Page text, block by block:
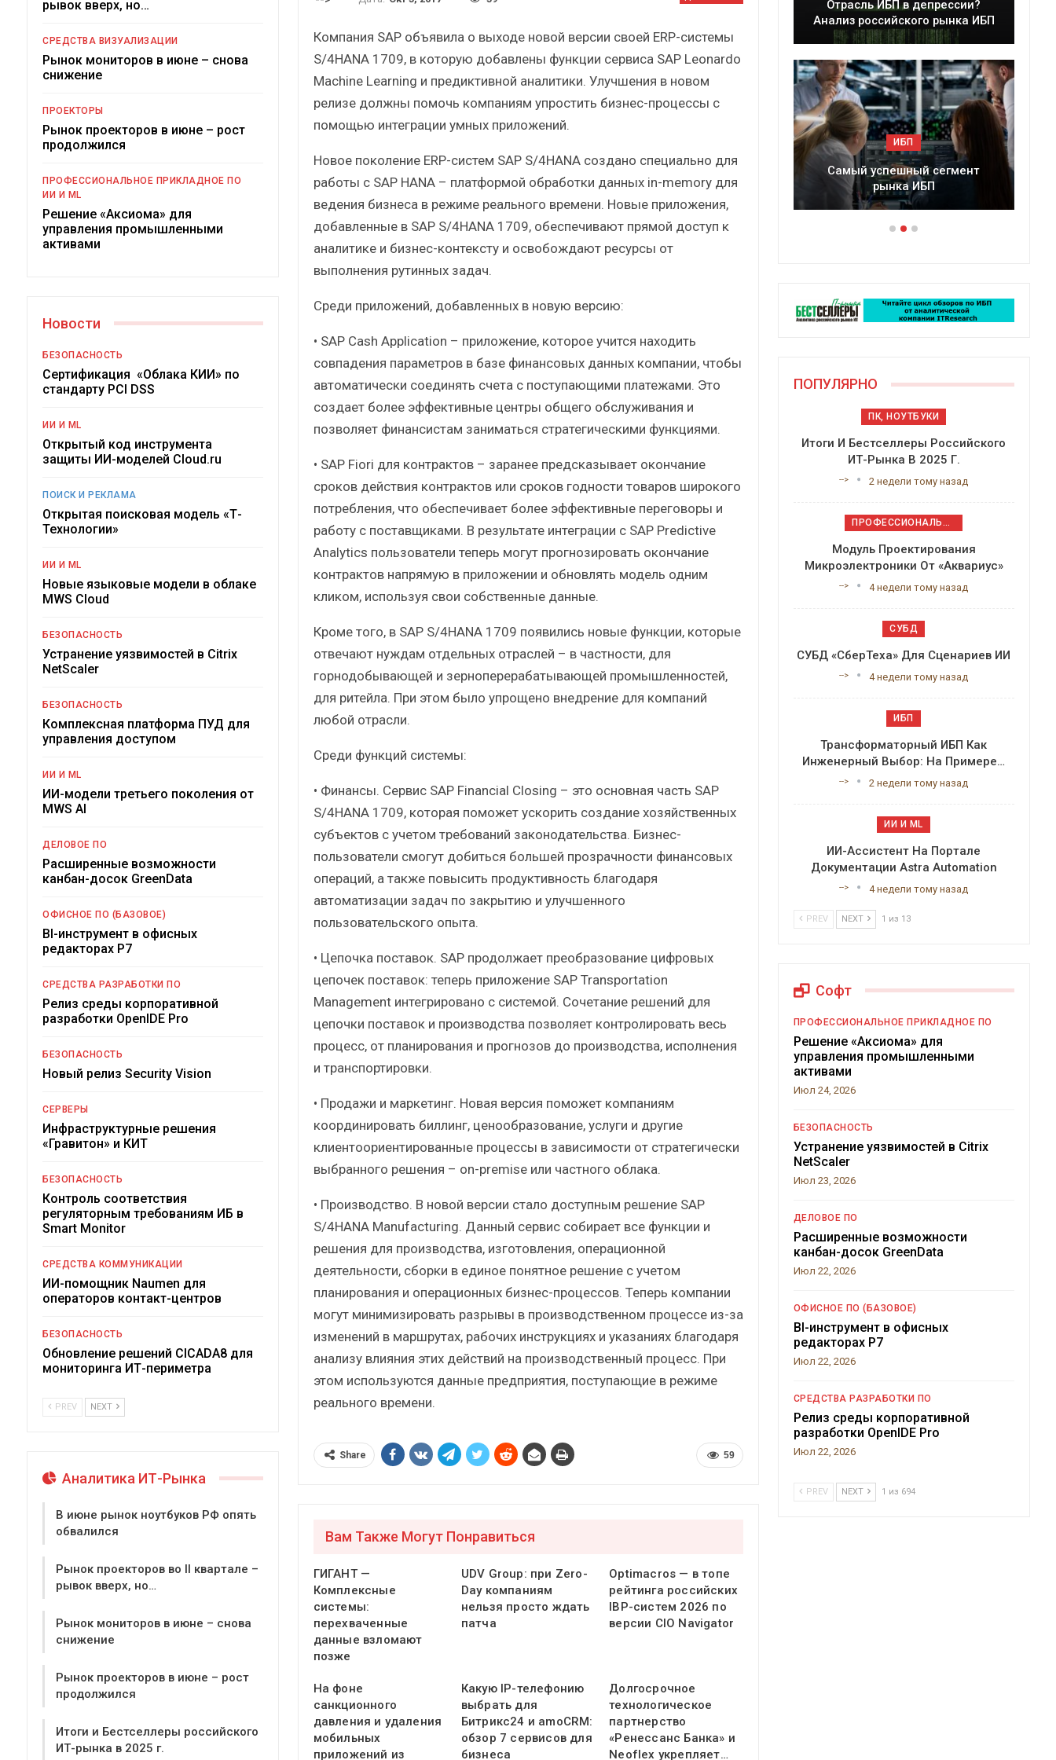
Компания SAP объявила о выходе новой версии своей ERP-системы
S/4HANA 1709, в которую добавлены функции сервиса SAP Leonardo
Machine Learning и предиктивной аналитики. Улучшения в новом
релизе должны помочь компаниям упростить бизнес-процессы с
помощью интеграции умных приложений.
Новое поколение ERP-систем SAP S/4HANA создано специально для
работы с SAP HANA – платформой обработки данных in-memory для
ведения бизнеса в режиме реального времени. Новые приложения,
добавленные в SAP S/4HANA 1709, обеспечивают прямой доступ к
аналитике и бизнес-контексту и освобождают ресурсы от
выполнения рутинных задач.
Среди приложений, добавленных в новую версию:
• SAP Cash Application – приложение, которое учится находить
совпадения параметров в базе финансовых данных компании, чтобы
автоматически соединять счета с поступающими платежами. Это
создает более эффективные центры общего обслуживания и
позволяет финансистам заниматься стратегическими функциями.
• SAP Fiori для контрактов – заранее предсказывает окончание
сроков действия контрактов или сроков годности товаров широкого
потребления, что обеспечивает более эффективные переговоры и
работу с поставщиками. В результате интеграции с SAP Predictive
Analytics пользователи теперь могут прогнозировать окончание
контрактов напрямую в приложении и обновлять модель одним
кликом, используя свои собственные данные.
Кроме того, в SAP S/4HANA 1709 появились новые функции, которые
отвечают нуждам отдельных отраслей – в частности, для
горнодобывающей и зерноперерабатывающей промышленностей,
для ритейла. При этом было упрощено внедрение для компаний
любой отрасли.
Среди функций системы:
• Финансы. Сервис SAP Financial Closing – это основная часть SAP
S/4HANA 1709, которая поможет ускорить создание хозяйственных
субъектов с учетом требований законодательства. Бизнес-
пользователи смогут добиться большей прозрачности финансовых
операций, а также повысить продуктивность благодаря
автоматизации задач по закрытию и улучшенного
пользовательского опыта.
• Цепочка поставок. SAP продолжает преобразование цифровых
цепочек поставок: теперь приложение SAP Transportation
Management интегрировано с системой. Сочетание решений для
цепочки поставок и производства позволяет контролировать весь
процесс, от планирования и прогнозов до производства, исполнения
и транспортировки.
• Продажи и маркетинг. Новая версия поможет компаниям
координировать биллинг, ценообразование, услуги и другие
клиентоориентированные процессы в зависимости от стратегически
выбранного решения – on-premise или частного облака.
• Производство. В новой версии стало доступным решение SAP
S/4HANA Manufacturing. Данный сервис собирает все функции и
решения для производства, изготовления, операционной
деятельности, сборки в единое понятное решение с учетом
планирования и операционных бизнес-процессов. Теперь компании
могут минимизировать разрывы в производственном процессе из-за
изменений в маршрутах, рабочих инструкциях и указаниях благодаря
анализу влияния этих действий на производственный процесс. При
этом используются данные предприятия, поступающие в режиме
реального времени.
59
Share
Вам Также Могут Понравиться
ГИГАНТ —
Комплексные
системы:
перехваченные
данные взломают
позже
UDV Group: при Zero-
Day компаниям
нельзя просто ждать
патча
Optimacros — в топе
рейтинга российских
IBP-систем 2026 по
версии CIO Navigator
На фоне
санкционного
давления и удаления
мобильных
приложений из
Какую IP-телефонию
выбрать для
Битрикс24 и amoCRM:
обзор 7 сервисов для
бизнеса
Долгосрочное
технологическое
партнерство
«Ренессанс Банка» и
Neoflex укрепляет…
рывок вверх, но…
СРЕДСТВА ВИЗУАЛИЗАЦИИ
Рынок мониторов в июне – снова
снижение
ПРОЕКТОРЫ
Рынок проекторов в июне – рост
продолжился
ПРОФЕССИОНАЛЬНОЕ ПРИКЛАДНОЕ ПО
ИИ И ML
Решение «Аксиома» для
управления промышленными
активами
Новости
БЕЗОПАСНОСТЬ
Сертификация «Облака КИИ» по
стандарту PCI DSS
ИИ И ML
Открытый код инструмента
защиты ИИ-моделей Cloud.ru
ПОИСК И РЕКЛАМА
Открытая поисковая модель «Т-
Технологии»
ИИ И ML
Новые языковые модели в облаке
MWS Cloud
БЕЗОПАСНОСТЬ
Устранение уязвимостей в Citrix
NetScaler
БЕЗОПАСНОСТЬ
Комплексная платформа ПУД для
управления доступом
ИИ И ML
ИИ-модели третьего поколения от
MWS AI
ДЕЛОВОЕ ПО
Расширенные возможности
канбан-досок GreenData
ОФИСНОЕ ПО (БАЗОВОЕ)
BI-инструмент в офисных
редакторах Р7
СРЕДСТВА РАЗРАБОТКИ ПО
Релиз среды корпоративной
разработки OpenIDE Pro
БЕЗОПАСНОСТЬ
Новый релиз Security Vision
СЕРВЕРЫ
Инфраструктурные решения
«Гравитон» и КИТ
БЕЗОПАСНОСТЬ
Контроль соответствия
регуляторным требованиям ИБ в
Smart Monitor
СРЕДСТВА КОММУНИКАЦИИ
ИИ-помощник Naumen для
операторов контакт-центров
БЕЗОПАСНОСТЬ
Обновление решений CICADA8 для
мониторинга ИТ-периметра
PREV NEXT
Аналитика ИТ-Рынка
В июне рынок ноутбуков РФ опять
обвалился
Рынок проекторов во II квартале –
рывок вверх, но…
Рынок мониторов в июне – снова
снижение
Рынок проекторов в июне – рост
продолжился
Итоги и Бестселлеры российского
ИТ-рынка в 2025 г.
Краткий статистический
российский рынок ИБП?
Итоги и Бестселлеры
Отрасль ИБП в депрессии?
Часть II.
Отрасль ИБП в депрессии?
Анализ российского рынка ИБП
ИБП
Самый успешный сегмент
рынка ИБП
ПОПУЛЯРНО
ПК, НОУТБУКИ
Итоги И Бестселлеры Российского
ИТ-Рынка В 2025 Г.
--> 2 недели тому назад
ПРОФЕССИОНАЛЬНОЕ ПРИКЛАДНОЕ ПО
Модуль Проектирования
Микроэлектроники От «Аквариус»
--> 4 недели тому назад
СУБД
СУБД «СберТеха» Для Сценариев ИИ
--> 4 недели тому назад
ИБП
Трансформаторный ИБП Как
Инженерный Выбор: На Примере…
--> 2 недели тому назад
ИИ И ML
ИИ-Ассистент На Портале
Документации Astra Automation
--> 4 недели тому назад
PREV NEXT 1 из 13
Софт
ПРОФЕССИОНАЛЬНОЕ ПРИКЛАДНОЕ ПО
Решение «Аксиома» для
управления промышленными
активами
Июл 24, 2026
БЕЗОПАСНОСТЬ
Устранение уязвимостей в Citrix
NetScaler
Июл 23, 2026
ДЕЛОВОЕ ПО
Расширенные возможности
канбан-досок GreenData
Июл 22, 2026
ОФИСНОЕ ПО (БАЗОВОЕ)
BI-инструмент в офисных
редакторах Р7
Июл 22, 2026
СРЕДСТВА РАЗРАБОТКИ ПО
Релиз среды корпоративной
разработки OpenIDE Pro
Июл 22, 2026
PREV NEXT 1 из 694